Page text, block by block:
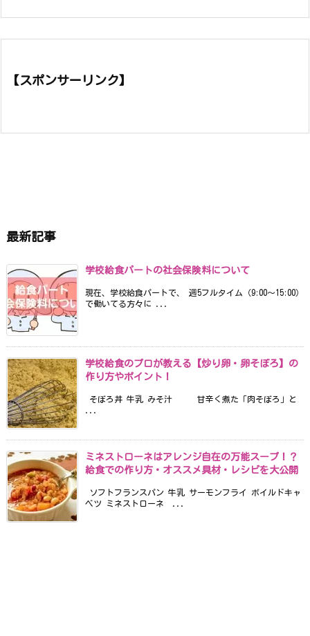
【スポンサーリンク】
最新記事
学校給食パートの社会保険料について
現在、学校給食パートで、 週5フルタイム（9:00〜15:00）
で働いてる方々に ...
学校給食のプロが教える【炒り卵・卵そぼろ】の
作り方やポイント！
そぼろ丼 牛乳 みそ汁 甘辛く煮た「肉そぼろ」と
ミネストローネはアレンジ自在の万能スープ！？
給食での作り方・オススメ具材・レシピを大公開
ソフトフランスパン 牛乳 サーモンフライ ボイルドキャ
ベツ ミネストローネ ...